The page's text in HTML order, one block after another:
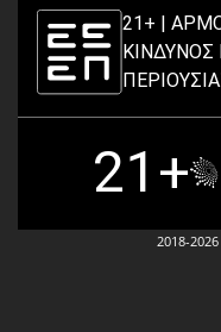
21+ |
ΚΙΝΔΥΝΟΣ
21+
2018-